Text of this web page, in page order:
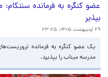
عضو کنگره به فرمانده
بپذیر
۲۹ اردیبهشت ۱۴۰۵، ۲۳:۲۵
یک عضو کنگره به فرمانده
مدرسه میناب را بپذیرد.